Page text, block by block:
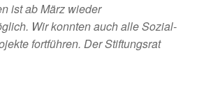
ist ab März wieder
Wir konnten auch alle Sozial-
fortführen. Der Stiftungsrat